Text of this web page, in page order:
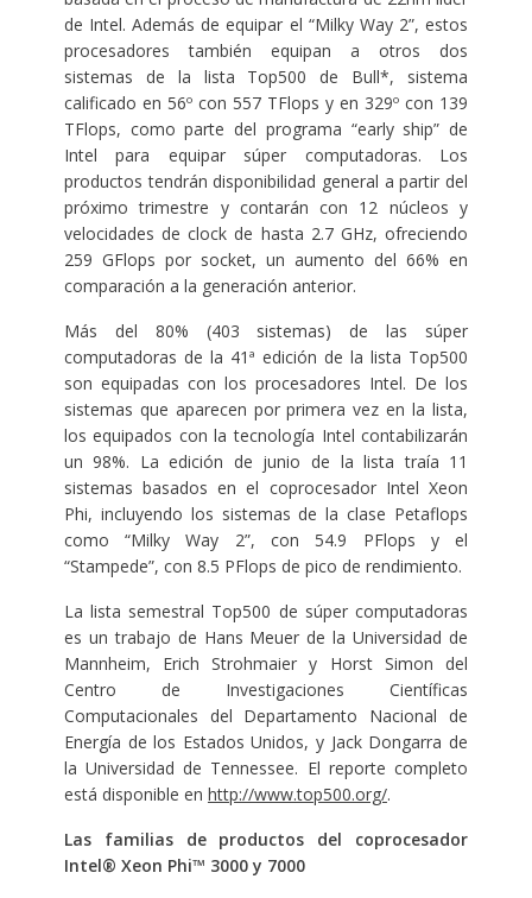
de Intel. Además de equipar el “Milky Way 2”, estos
procesadores también equipan a otros dos
sistemas de la lista Top500 de Bull*, sistema
calificado en 56º con 557 TFlops y en 329º con 139
TFlops, como parte del programa “early ship” de
Intel para equipar súper computadoras. Los
productos tendrán disponibilidad general a partir del
próximo trimestre y contarán con 12 núcleos y
velocidades de clock de hasta 2.7 GHz, ofreciendo
259 GFlops por socket, un aumento del 66% en
comparación a la generación anterior.
Más del 80% (403 sistemas) de las súper
computadoras de la 41ª edición de la lista Top500
son equipadas con los procesadores Intel. De los
sistemas que aparecen por primera vez en la lista,
los equipados con la tecnología Intel contabilizarán
un 98%. La edición de junio de la lista traía 11
sistemas basados en el coprocesador Intel Xeon
Phi, incluyendo los sistemas de la clase Petaflops
como “Milky Way 2”, con 54.9 PFlops y el
“Stampede”, con 8.5 PFlops de pico de rendimiento.
La lista semestral Top500 de súper computadoras
es un trabajo de Hans Meuer de la Universidad de
Mannheim, Erich Strohmaier y Horst Simon del
Centro de Investigaciones Científicas
Computacionales del Departamento Nacional de
Energía de los Estados Unidos, y Jack Dongarra de
la Universidad de Tennessee. El reporte completo
está disponible en http://www.top500.org/.
Las familias de productos del coprocesador
Intel® Xeon Phi™ 3000 y 7000